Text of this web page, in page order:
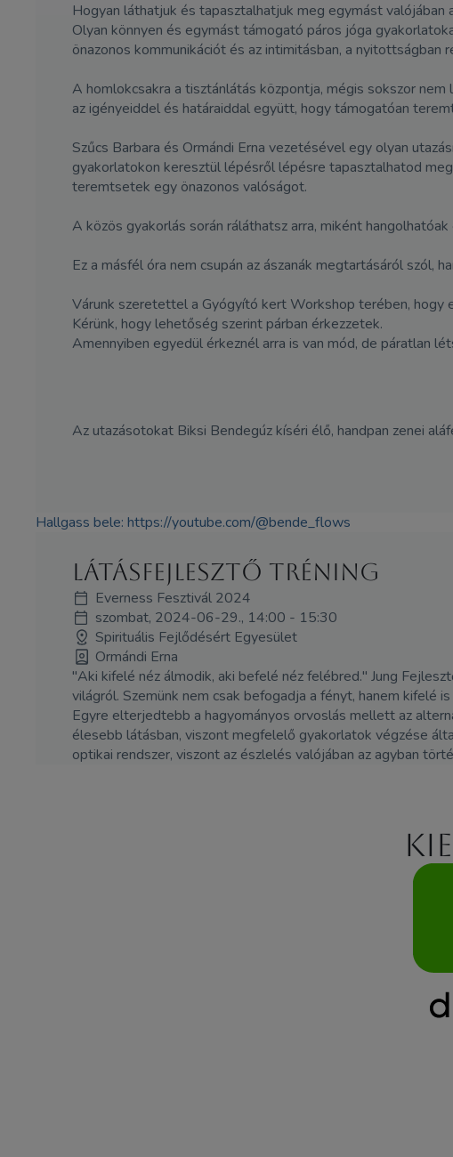
Hogyan láthatjuk és tapasztalhatjuk meg egymást valójában
Olyan könnyen és egymást támogató páros jóga
önazonos kommunikációt és az intimitásban, a nyitottságban
A homlokcsakra a tisztánlátás központja, mégis sokszor
az igényeiddel és határaiddal együtt, hogy támogatóan
Szűcs Barbara és Ormándi Erna vezetésével egy olyan
gyakorlatokon keresztül lépésről lépésre tapasztalhatod
teremtsetek egy önazonos valóságot.
A közös gyakorlás során ráláthatsz arra, miként
Ez a másfél óra nem csupán az ászanák megtartásáról
Várunk szeretettel a Gyógyító kert Workshop terében, hogy
Kérünk, hogy lehetőség szerint párban érkezzetek.
Amennyiben egyedül érkeznél arra is van mód, de páratlan
Az utazásotokat Biksi Bendegúz kíséri élő, handpan zenei
Hallgass bele:https://youtube.com/@bende_flows
Látásfejlesztő tréning
Everness Fesztivál 2024
szombat, 2024-06-29., 14:00 - 15:30
Spirituális Fejlődésért Egyesület
Ormándi Erna
"Aki kifelé néz álmodik, aki befelé néz felébred." Jung
világról. Szemünk nem csak befogadja a fényt, hanem kifelé
Egyre elterjedtebb a hagyományos orvoslás mellett az
élesebb látásban, viszont megfelelő gyakorlatok végzése
optikai rendszer, viszont az észlelés valójában az agyban